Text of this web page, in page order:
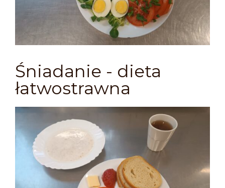
Śniadanie - dieta
łatwostrawna